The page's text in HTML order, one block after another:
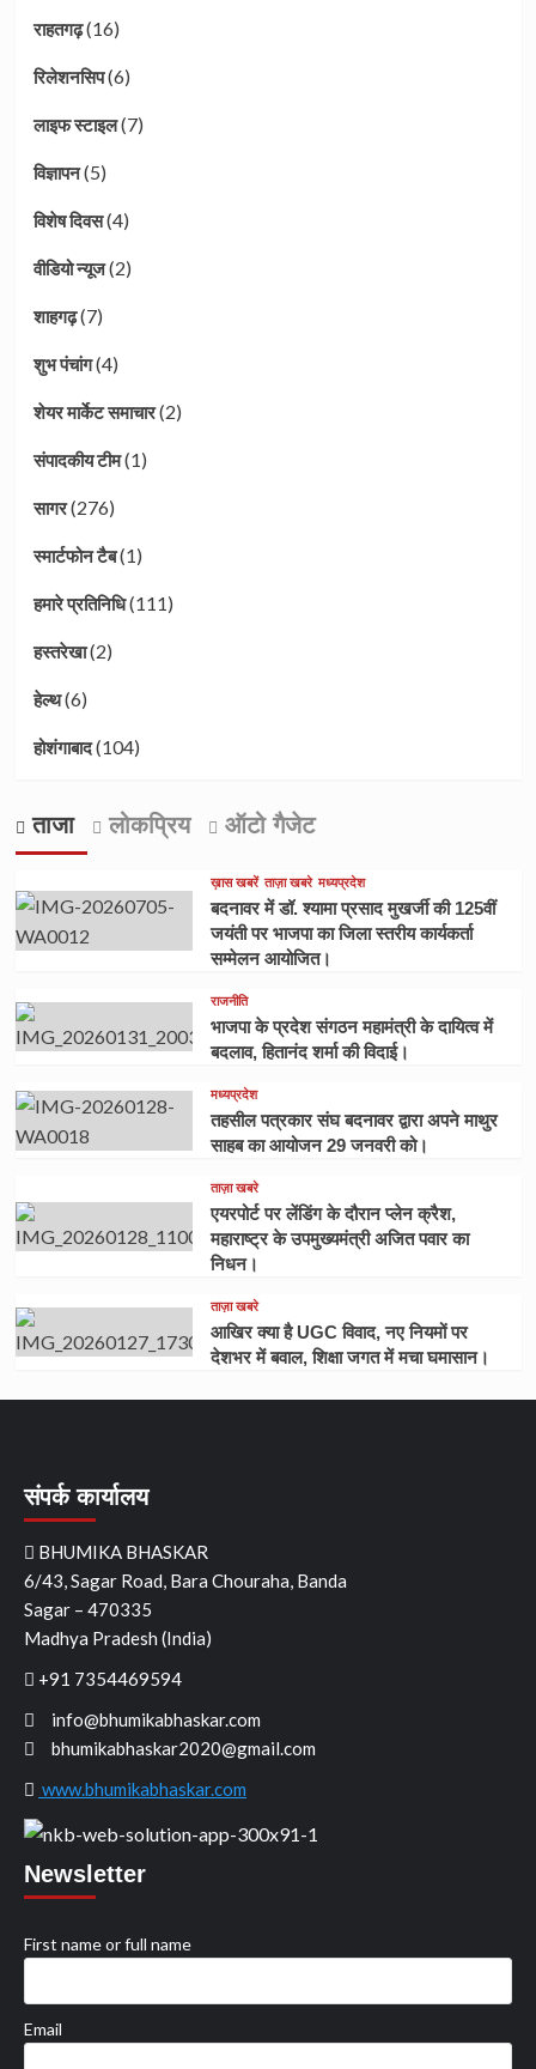
राहतगढ़(16)
रिलेशनसिप(6)
लाइफ स्टाइल(7)
विज्ञापन(5)
विशेष दिवस(4)
वीडियो न्यूज(2)
शाहगढ़(7)
शुभ पंचांग(4)
शेयर मार्केट समाचार(2)
संपादकीय टीम(1)
सागर(276)
स्मार्टफोन टैब(1)
हमारे प्रतिनिधि(111)
हस्तरेखा(2)
हेल्थ(6)
होशंगाबाद(104)
ताजा लोकप्रिय ऑटो गैजेट
ख़ास खबरें ताज़ा खबरे मध्यप्रदेश
बदनावर में डॉ. श्यामा प्रसाद मुखर्जी की 125वीं
जयंती पर भाजपा का जिला स्तरीय कार्यकर्ता
सम्मेलन आयोजित।
राजनीति
भाजपा के प्रदेश संगठन महामंत्री के दायित्व में
बदलाव, हितानंद शर्मा की विदाई।
मध्यप्रदेश
तहसील पत्रकार संघ बदनावर द्वारा अपने माथुर
साहब का आयोजन 29 जनवरी को।
ताज़ा खबरे
एयरपोर्ट पर लेंडिंग के दौरान प्लेन क्रैश,
महाराष्ट्र के उपमुख्यमंत्री अजित पवार का
निधन।
ताज़ा खबरे
आखिर क्या है UGC विवाद, नए नियमों पर
देशभर में बवाल, शिक्षा जगत में मचा घमासान।
संपर्क कार्यालय
BHUMIKA BHASKAR
6/43, Sagar Road, Bara Chouraha, Banda
Sagar – 470335
Madhya Pradesh (India)
+91 7354469594
info@bhumikabhaskar.com
bhumikabhaskar2020@gmail.com
www.bhumikabhaskar.com
Newsletter
First name or full name
Email